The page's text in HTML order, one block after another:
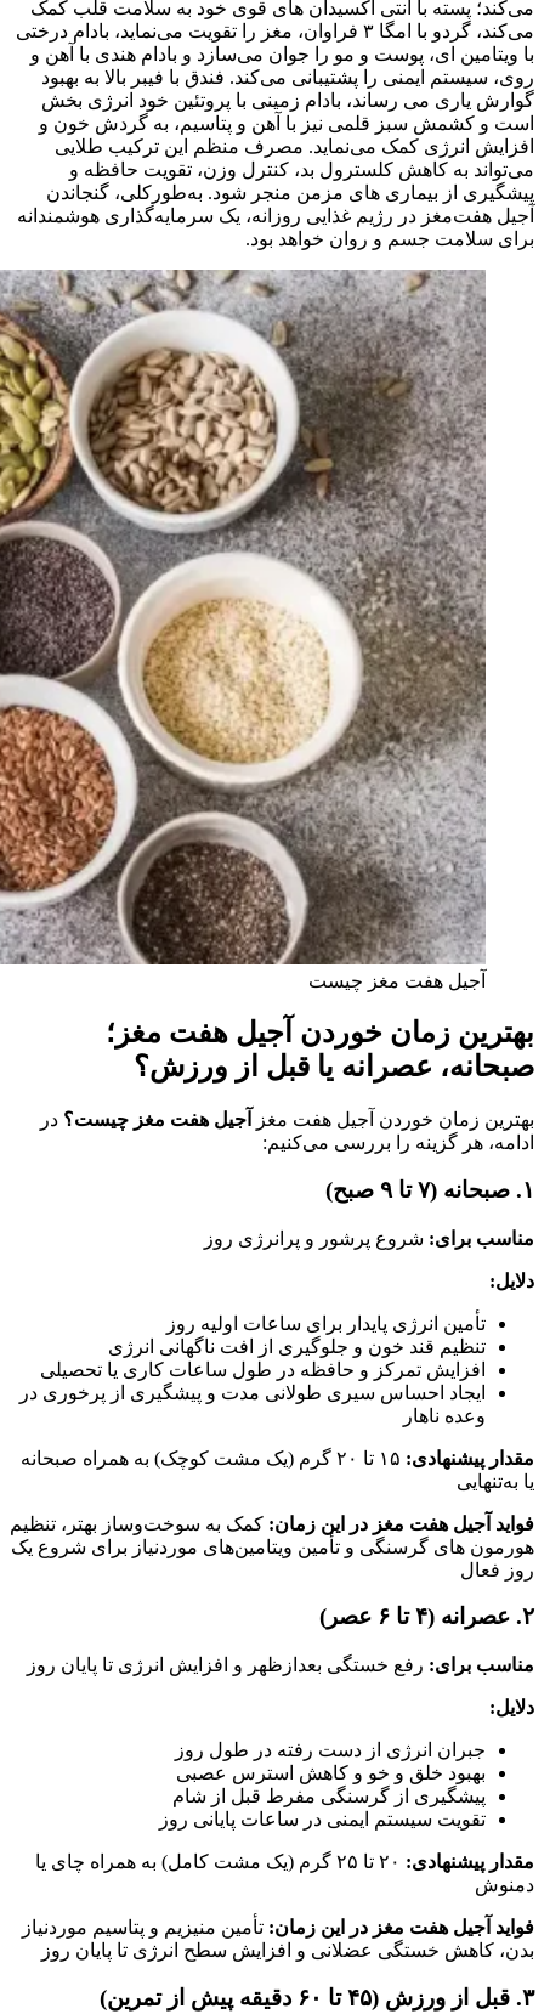
می‌کند؛ پسته با آنتی‌ اکسیدان‌ های قوی خود به سلامت قلب کمک
می‌کند، گردو با امگا ۳ فراوان، مغز را تقویت می‌نماید، بادام درختی
با ویتامین ای، پوست و مو را جوان می‌سازد و بادام هندی با آهن و
روی، سیستم ایمنی را پشتیبانی می‌کند. فندق با فیبر بالا به بهبود
گوارش یاری می‌ رساند، بادام زمینی با پروتئین خود انرژی‌ بخش
است و کشمش سبز قلمی نیز با آهن و پتاسیم، به گردش خون و
افزایش انرژی کمک می‌نماید. مصرف منظم این ترکیب طلایی
می‌تواند به کاهش کلسترول بد، کنترل وزن، تقویت حافظه و
پیشگیری از بیماری‌ های مزمن منجر شود. به‌طورکلی، گنجاندن
آجیل هفت‌مغز در رژیم غذایی روزانه، یک سرمایه‌گذاری هوشمندانه
برای سلامت جسم و روان خواهد بود.
آجیل هفت مغز چیست
بهترین زمان خوردن آجیل هفت‌ مغز؛
صبحانه، عصرانه یا قبل از ورزش؟
بهترین زمان خوردن آجیل هفت‌ مغز آجیل هفت مغز چیست؟ در
ادامه، هر گزینه را بررسی می‌کنیم:
۱. صبحانه (۷ تا ۹ صبح)
مناسب برای: شروع پرشور و پرانرژی روز
دلایل:
تأمین انرژی پایدار برای ساعات اولیه روز
تنظیم قند خون و جلوگیری از افت ناگهانی انرژی
افزایش تمرکز و حافظه در طول ساعات کاری یا تحصیلی
ایجاد احساس سیری طولانی‌ مدت و پیشگیری از پرخوری در
وعده ناهار
مقدار پیشنهادی:
۱۵ تا ۲۰ گرم (یک مشت کوچک) به همراه صبحانه
یا به‌تنهایی
فواید آجیل هفت مغز در این زمان: کمک به سوخت‌وساز بهتر، تنظیم
هورمون‌ های گرسنگی و تأمین ویتامین‌های موردنیاز برای شروع یک
روز فعال
۲. عصرانه (۴ تا ۶ عصر)
مناسب برای: رفع خستگی بعدازظهر و افزایش انرژی تا پایان روز
دلایل:
جبران انرژی از دست‌ رفته در طول روز
بهبود خلق‌ و خو و کاهش استرس عصبی
پیشگیری از گرسنگی مفرط قبل از شام
تقویت سیستم ایمنی در ساعات پایانی روز
مقدار پیشنهادی:
۲۰ تا ۲۵ گرم (یک مشت کامل) به همراه چای یا
دمنوش
فواید آجیل هفت مغز در این زمان: تأمین منیزیم و پتاسیم موردنیاز
بدن، کاهش خستگی عضلانی و افزایش سطح انرژی تا پایان روز
۳. قبل از ورزش (۴۵ تا ۶۰ دقیقه پیش از تمرین)